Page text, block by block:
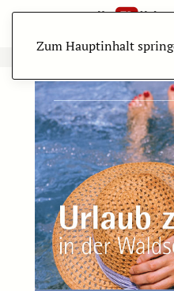
Zum Hauptinhalt